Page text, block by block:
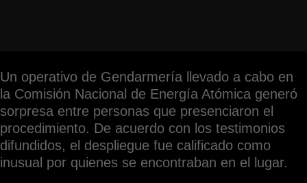
Un operativo de Gendarmería llevado a cabo en
la Comisión Nacional de Energía Atómica generó
sorpresa entre personas que presenciaron el
procedimiento. De acuerdo con los testimonios
difundidos, el despliegue fue calificado como
inusual por quienes se encontraban en el lugar.